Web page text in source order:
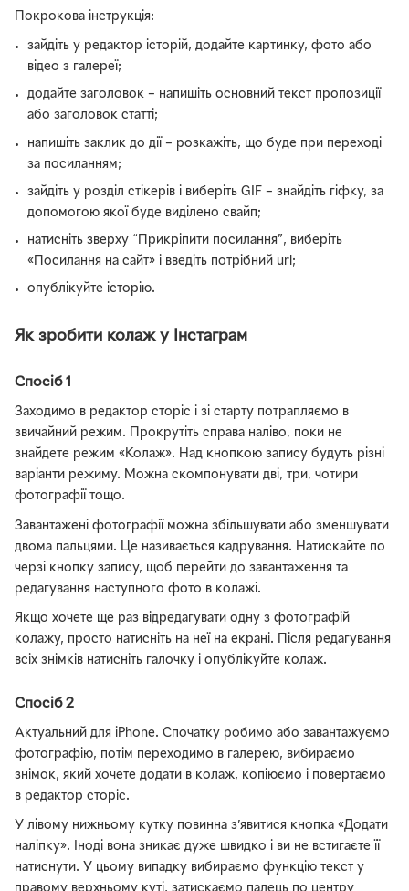
Покрокова інструкція:
зайдіть у редактор історій, додайте картинку, фото або
відео з галереї;
додайте заголовок – напишіть основний текст пропозиції
або заголовок статті;
напишіть заклик до дії – розкажіть, що буде при переході
за посиланням;
зайдіть у розділ стікерів і виберіть GIF – знайдіть гіфку, за
допомогою якої буде виділено свайп;
натисніть зверху “Прикріпити посилання”, виберіть
«Посилання на сайт» і введіть потрібний url;
опублікуйте історію.
Як зробити колаж у Інстаграм
Спосіб 1
Заходимо в редактор сторіс і зі старту потрапляємо в
звичайний режим. Прокрутіть справа наліво, поки не
знайдете режим «Колаж». Над кнопкою запису будуть різні
варіанти режиму. Можна скомпонувати дві, три, чотири
фотографії тощо.
Завантажені фотографії можна збільшувати або зменшувати
двома пальцями. Це називається кадрування. Натискайте по
черзі кнопку запису, щоб перейти до завантаження та
редагування наступного фото в колажі.
Якщо хочете ще раз відредагувати одну з фотографій
колажу, просто натисніть на неї на екрані. Після редагування
всіх знімків натисніть галочку і опублікуйте колаж.
Спосіб 2
Актуальний для iPhone. Спочатку робимо або завантажуємо
фотографію, потім переходимо в галерею, вибираємо
знімок, який хочете додати в колаж, копіюємо і повертаємо
в редактор сторіс.
У лівому нижньому кутку повинна з’явитися кнопка «Додати
наліпку». Іноді вона зникає дуже швидко і ви не встигаєте її
натиснути. У цьому випадку вибираємо функцію текст у